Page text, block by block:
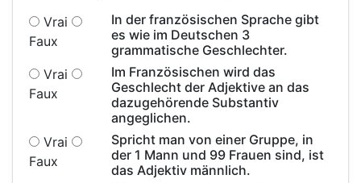
Vrai
Faux
In der französischen Sprache gibt
es wie im Deutschen 3
grammatische Geschlechter.
Vrai
Faux
Im Französischen wird das
Geschlecht der Adjektive an das
dazugehörende Substantiv
angeglichen.
Vrai
Faux
Spricht man von einer Gruppe, in
der 1 Mann und 99 Frauen sind, ist
das Adjektiv männlich.